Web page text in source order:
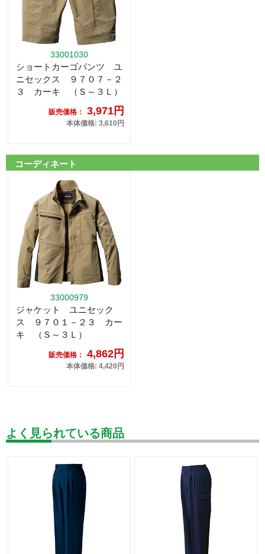
33001030
ショートカーゴパンツ ユ
ニセックス ９７０７－２
３ カーキ （Ｓ～３Ｌ）
販売価格： 3,971円
本体価格: 3,610円
コーディネート
33000979
ジャケット ユニセック
ス ９７０１－２３ カー
キ （Ｓ～３Ｌ）
販売価格： 4,862円
本体価格: 4,420円
よく見られている商品